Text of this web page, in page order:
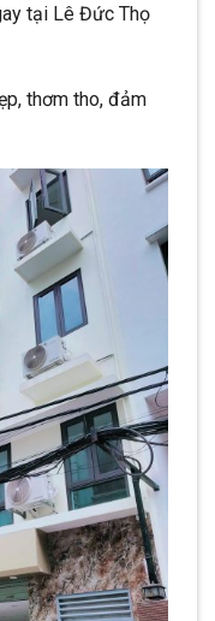
tại Lê Đức Thọ
thơm tho, đảm